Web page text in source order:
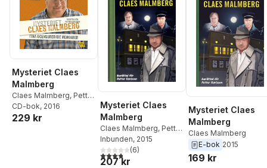
Leandro Schclarek
Mulinari,Matts
Skagshöj,Carin Staland
Nyman,Henrik
Stenberg,Mikael
Stigendal,Helena
Taubner,Magnus
Tideman,Anders
Urbas
, Niklas Westberg
Tolentino,Martin Nurali
Wolgast,
Turan
Mysteriet Claes
Malmberg
Claes Malmberg, Petter
Karlsson
CD-bok, 2016
229 kr
Mysteriet Claes
Malmberg
Claes Malmberg, Petter
Karlsson
Inbunden, 2015
3,8utav 5 stjärnor. Totalt antal röster:
(6)
207 kr
Mysteriet Claes
Malmberg
Claes Malmberg
E-bok 2015
169 kr